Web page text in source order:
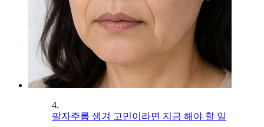
4.
팔자주름 생겨 고민이라면 지금 해야 할 일